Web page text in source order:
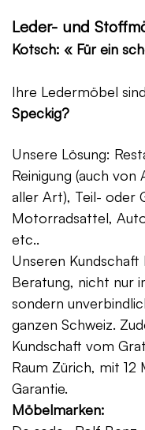
Leder- und
Kotsch: « Für ein
Ihre Ledermöbel
Speckig?
Unsere Lösung:
Reinigung (auch
aller Art), Teil- oder
Motorradsattel,
etc..
Unseren
Beratung, nicht nur
sondern
ganzen Schweiz.
Kundschaft vom
Raum Zürich, mit
Garantie.
Möbelmarken: